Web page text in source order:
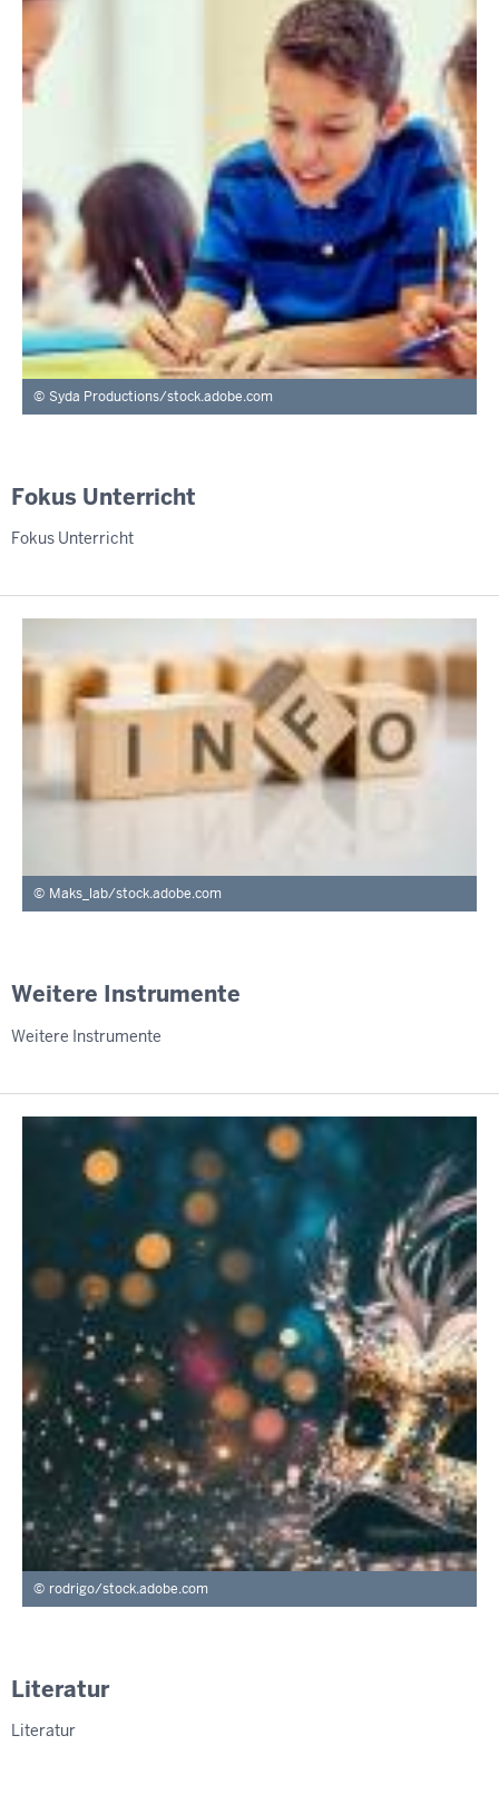
Syda Productions/stock.adobe.com
Fokus Unterricht
Fokus Unterricht
Maks_lab/stock.adobe.com
Weitere Instrumente
Weitere Instrumente
rodrigo/stock.adobe.com
Literatur
Literatur